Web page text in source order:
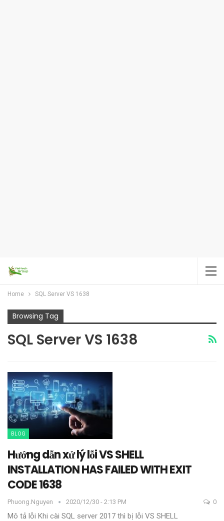
Home SQL Server VS 1638
Browsing Tag
SQL Server VS 1638
BLOG
Hướng dẫn xử lý lỗi VS SHELL
INSTALLATION HAS FAILED WITH EXIT
CODE 1638
Phuong.nguyen 2020/12/30 - 2:13 PM 0
Mô tả lỗi Khi cài SQL server 2017 thì bị lỗi VS SHELL